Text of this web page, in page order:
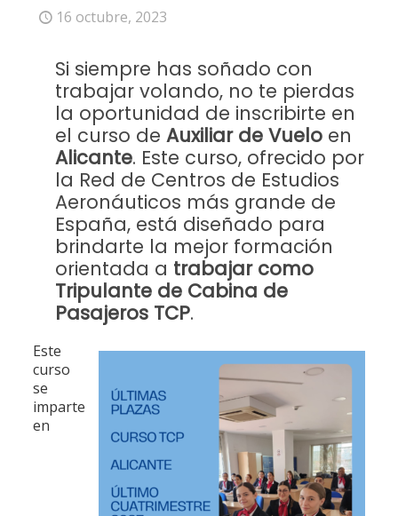
16 octubre, 2023
Si siempre has soñado con
trabajar volando, no te pierdas
la oportunidad de inscribirte en
el curso de Auxiliar de Vueloen
Alicante. Este curso, ofrecido por
la Red de Centros de Estudios
Aeronáuticos más grande de
España, está diseñado para
brindarte la mejor formación
orientada a trabajar como
Tripulante de Cabina de
Pasajeros TCP.
Este
curso
se
imparte
en